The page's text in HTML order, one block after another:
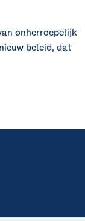
onherroepelijk
beleid, dat